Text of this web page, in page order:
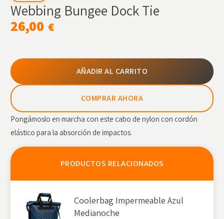
Webbing Bungee Dock Tie
26,00 €
AÑADIR AL CARRITO
COMPRAR AHORA
Pongámoslo en marcha con este cabo de nylon con cordón
elástico para la absorción de impactos.
PRODUCTOS RELACIONADOS
Coolerbag Impermeable Azul
Medianoche